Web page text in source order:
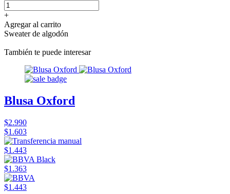
+
Agregar al carrito
Sweater de algodón
También te puede interesar
Blusa Oxford
$2.990
$1.603
$1.443
$1.363
$1.443